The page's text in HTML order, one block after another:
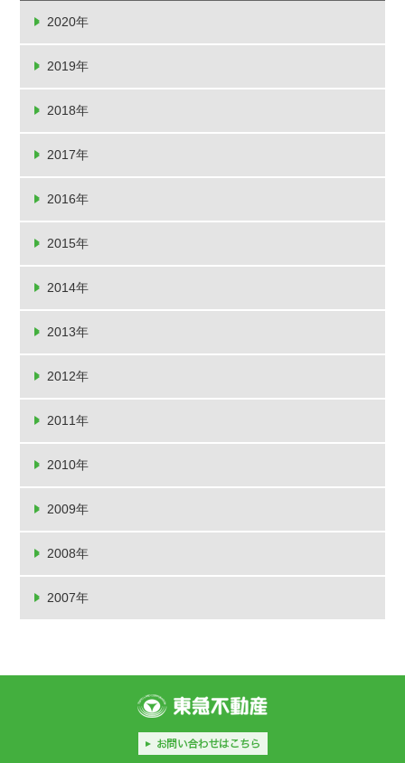
2020年
2019年
2018年
2017年
2016年
2015年
2014年
2013年
2012年
2011年
2010年
2009年
2008年
2007年